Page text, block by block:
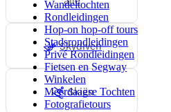
Wandeltochten
Rondleidingen
Hop-on hop-off tours
Stadsrondleidingen
Privé Rondleidingen
Fietsen en Segway
Winkelen
Meerdaagse Tochten
Fotografietours
Skydiven
Skiën